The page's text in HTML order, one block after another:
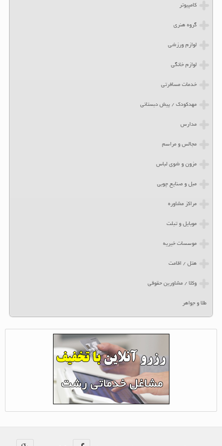
کامپیوتر
گروه هنری
لوازم ورزشی
لوازم خانگی
خدمات مسافرتی
مهدکودک / پیش دبستانی
مدارس
مجالس و مراسم
مزون و شوی لباس
مبل و صنایع چوبی
مراکز مشاوره
موبایل و تبلت
موسسات خیریه
هتل / اقامت
وکلا / مشاورین حقوقی
طلا و جواهر